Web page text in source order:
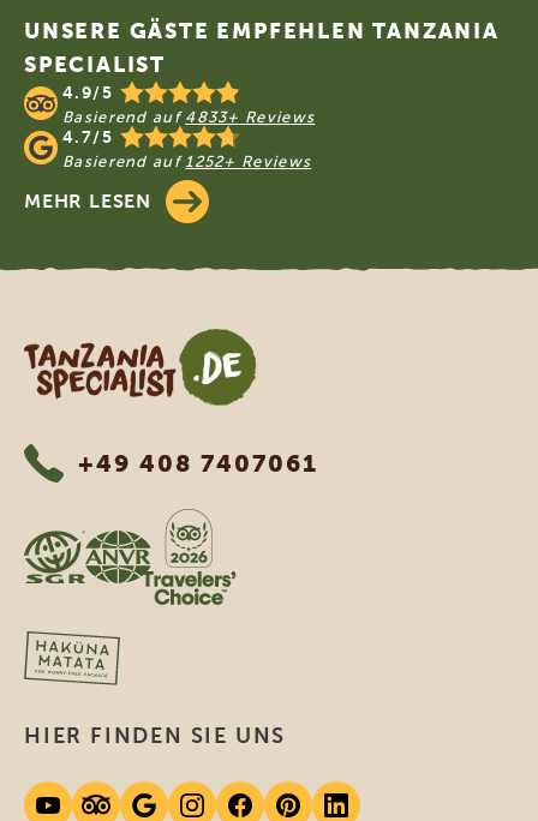
UNSERE GÄSTE EMPFEHLEN TANZANIA
SPECIALIST
4.9/5
Basierend auf 4833+ Reviews
4.7/5
Basierend auf 1252+ Reviews
MEHR LESEN
Tanzania Specialist
+49 408 7407061
HIER FINDEN SIE UNS